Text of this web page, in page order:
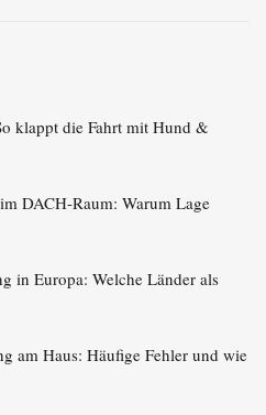
klappt die Fahrt mit Hund &
DACH-Raum: Warum Lage
in Europa: Welche Länder als
am Haus: Häufige Fehler und wie